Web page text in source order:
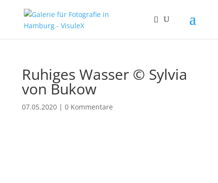
Ruhiges Wasser © Sylvia
von Bukow
07.05.2020| 0 Kommentare